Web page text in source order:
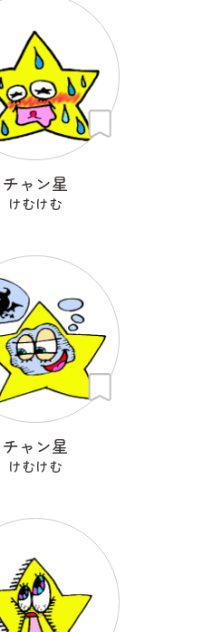
チャン星
けむけむ
チャン星
けむけむ